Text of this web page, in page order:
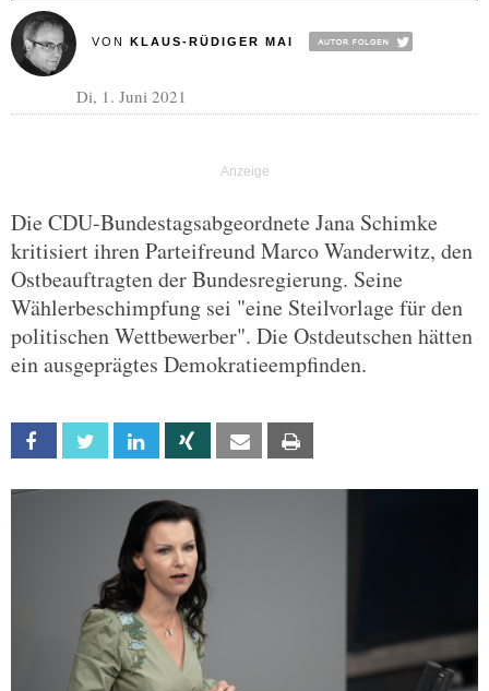
VON KLAUS-RÜDIGER MAI
Di, 1. Juni 2021
Die CDU-Bundestagsabgeordnete Jana Schimke
kritisiert ihren Parteifreund Marco Wanderwitz, den
Ostbeauftragten der Bundesregierung. Seine
Wählerbeschimpfung sei "eine Steilvorlage für den
politischen Wettbewerber". Die Ostdeutschen hätten
ein ausgeprägtes Demokratieempfinden.
Facebook Twitter Linkedin Xing Email